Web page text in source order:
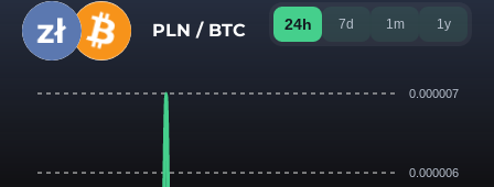
PLN / BTC 24h 7d 1m 1y
0.000007
0.000006